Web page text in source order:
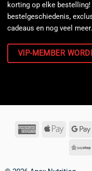
korting op elke
bestelgeschiedenis,
cadeaus en nog veel meer.
VIP-MEMBER